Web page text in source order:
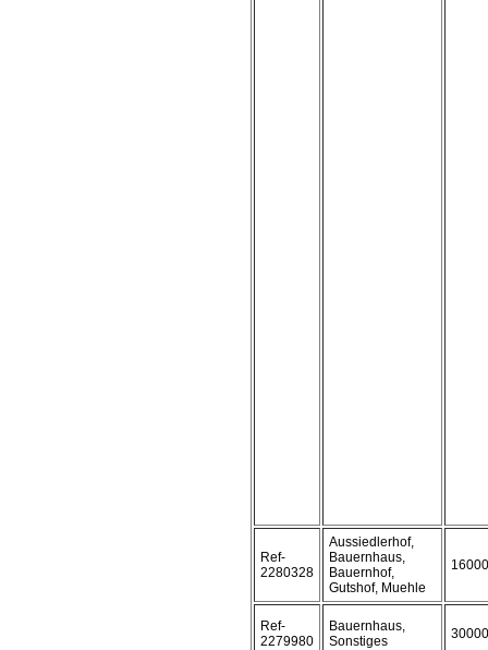
Ref-
2280328
Aussiedlerhof,
Bauernhaus,
Bauernhof,
Gutshof, Muehle
Ref-
2279980
Bauernhaus,
Sonstiges
30000